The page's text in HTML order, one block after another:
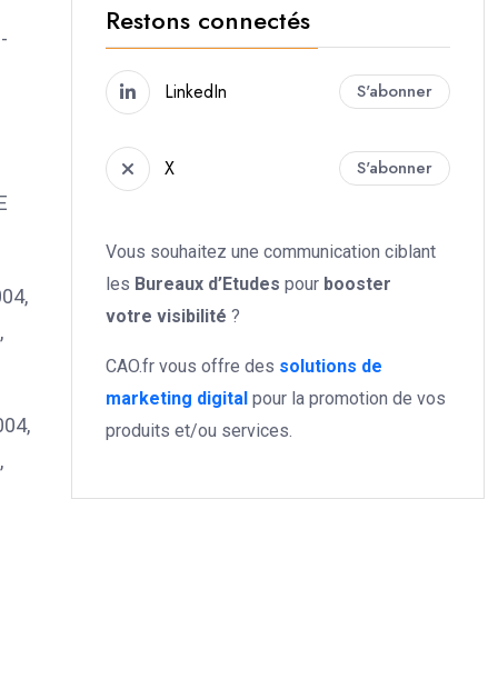
Restons connectés
LinkedIn S'abonner
X S'abonner
Vous souhaitez une communication ciblant
les Bureaux d’Etudes pour booster
votre visibilité ?
CAO.fr vous offre des solutions de
marketing digital pour la promotion de vos
produits et/ou services.